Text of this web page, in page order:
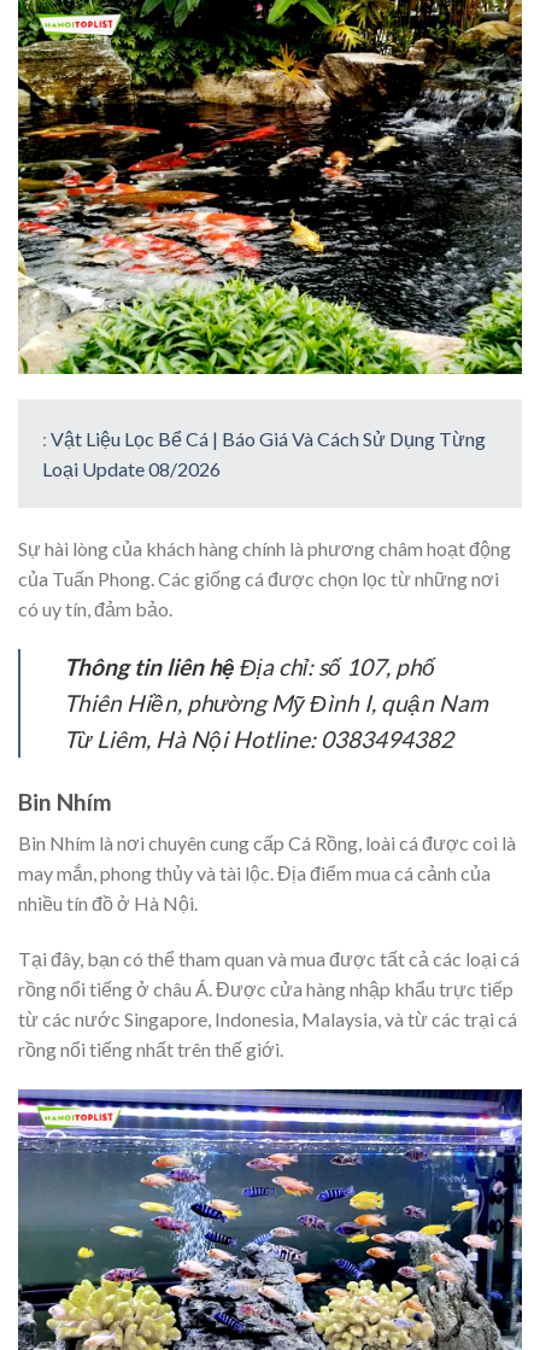
: Vật Liệu Lọc Bể Cá | Báo Giá Và Cách Sử Dụng Từng
Loại Update 08/2026
Sự hài lòng của khách hàng chính là phương châm hoạt động
của Tuấn Phong. Các giống cá được chọn lọc từ những nơi
có uy tín, đảm bảo.
Thông tin liên hệ Địa chỉ: số 107, phố
Thiên Hiền, phường Mỹ Đình I, quận Nam
Từ Liêm, Hà Nội Hotline: 0383494382
Bin Nhím
Bin Nhím là nơi chuyên cung cấp Cá Rồng, loài cá được coi là
may mắn, phong thủy và tài lộc. Địa điểm mua cá cảnh của
nhiều tín đồ ở Hà Nội.
Tại đây, bạn có thể tham quan và mua được tất cả các loại cá
rồng nổi tiếng ở châu Á. Được cửa hàng nhập khẩu trực tiếp
từ các nước Singapore, Indonesia, Malaysia, và từ các trại cá
rồng nổi tiếng nhất trên thế giới.